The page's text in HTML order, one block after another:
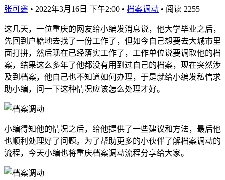
张可鑫 • 2022年3月16日 下午2:00 • 档案调动 • 阅读 2255
这几天，一位重庆的网友给小编发消息说，他大学毕业之后，
先回到户籍地去找了一份工作了，但如今自己想要去大城市里
面打拼，然后现在已经落实工作了，工作单位说要调取他的档
案，结果这么多年了他都没有用到过自己的档案，现在突然涉
及到档案，他自己也不知道如何办理，于是就给小编发私信求
助小编，问一下这种情况应该怎么处理才好。
小编得知他的情况之后，给他提供了一些建议和方法，最后他
也顺利处理好了问题。为了帮助更多的小伙伴了解档案调动的
流程，今天小编也将重庆档案调动流程分享给大家。